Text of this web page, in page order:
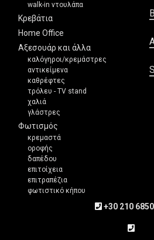
walk-in ντουλάπα
Κρεβάτια
Home Office
Αξεσουάρ και άλλα
καλόγηροι/κρεμάστρες
αντικείμενα
καθρέφτες
τρόλευ - TV stand
χαλιά
γλάστρες
Φωτισμός
κρεμαστά
οροφής
δαπέδου
επιτοίχεια
επιτραπέζια
φωτιστικό κήπου
+30 210